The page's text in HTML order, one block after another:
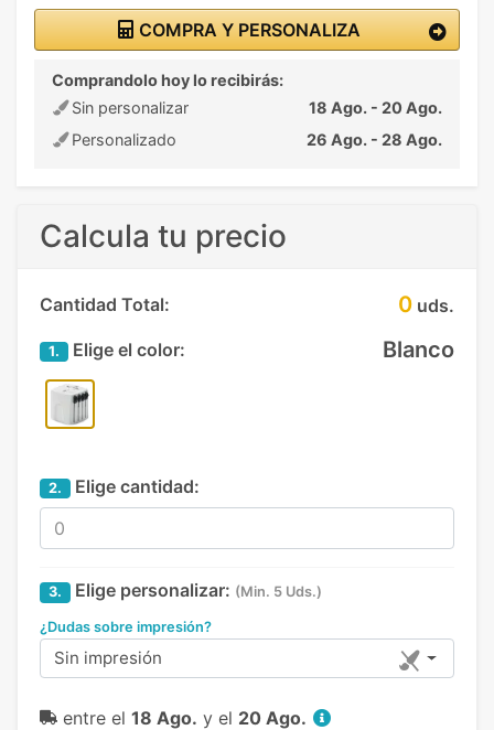
COMPRA Y PERSONALIZA
Comprandolo hoy lo recibirás:
Sin personalizar
18 Ago. - 20 Ago.
Personalizado
26 Ago. - 28 Ago.
Calcula tu precio
Cantidad Total: 0 uds.
1. Elige el color: Blanco
2. Elige cantidad:
3. Elige personalizar: (Min. 5 Uds.)
¿Dudas sobre impresión?
Sin impresión
entre el 18 Ago. y el 20 Ago.